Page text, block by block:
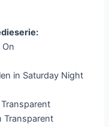
in Saturday Night
Transparent